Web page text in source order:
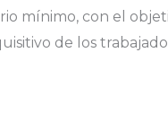
mínimo, con el
de los